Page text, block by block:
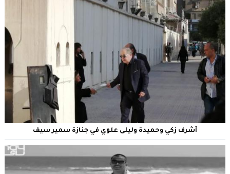
أشرف زكي وحميدة وليلى علوي في جنازة سمير سيف